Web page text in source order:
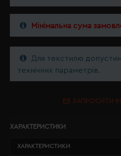
Мінімальна сума
Для текстилю
технічних параметрів.
ЗАПРОСИТИ
ХАРАКТЕРИСТИКИ
ХАРАКТЕРИСТИКИ